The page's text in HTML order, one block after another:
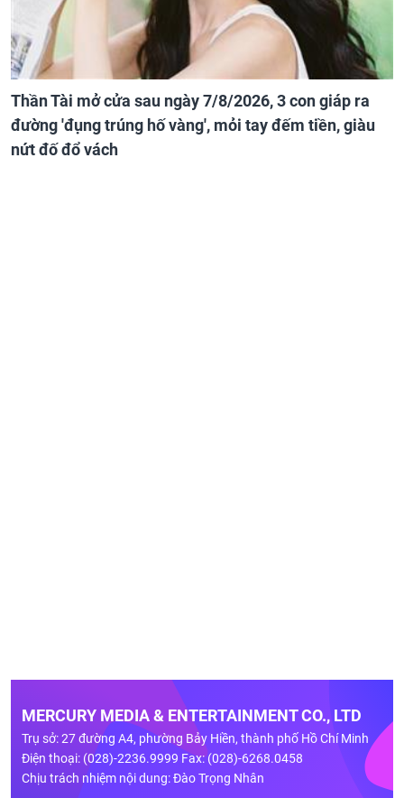
Thần Tài mở cửa sau ngày 7/8/2026, 3 con giáp ra
đường 'đụng trúng hố vàng', mỏi tay đếm tiền, giàu
nứt đố đổ vách
MERCURY MEDIA & ENTERTAINMENT CO., LTD
Trụ sở: 27 đường A4, phường Bảy Hiền, thành phố Hồ Chí Minh
Điện thoại: (028)-2236.9999 Fax: (028)-6268.0458
Chịu trách nhiệm nội dung: Đào Trọng Nhân